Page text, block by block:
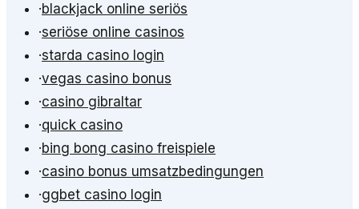
·blackjack online seriös
·seriöse online casinos
·starda casino login
·vegas casino bonus
·casino gibraltar
·quick casino
·bing bong casino freispiele
·casino bonus umsatzbedingungen
·ggbet casino login